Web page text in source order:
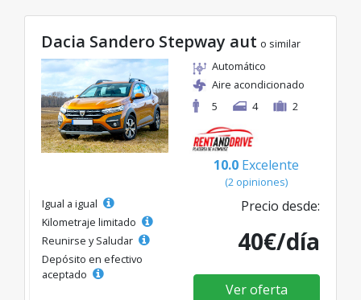
Dacia Sandero Stepway aut o similar
Automático
Aire acondicionado
5
4 2
10.0 Excelente
(2 opiniones)
Igual a igual
Kilometraje limitado
Reunirse y Saludar
Depósito en efectivo
aceptado
Precio desde:
40€/día
Ver oferta